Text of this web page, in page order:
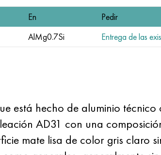
En
Pedir
AlMg0.7Si Entrega de las
está hecho de aluminio técnico
AD31 con una
mate lisa de color gris claro